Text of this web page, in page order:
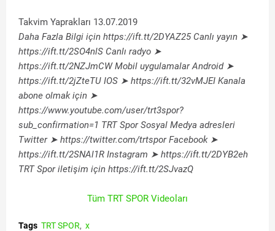
Takvim Yaprakları 13.07.2019
Daha Fazla Bilgi için https://ift.tt/2DYAZ25 Canlı yayın ➤
https://ift.tt/2SO4nlS Canlı radyo ➤
https://ift.tt/2NZJmCW Mobil uygulamalar Android ➤
https://ift.tt/2jZteTU IOS ➤ https://ift.tt/32vMJEI Kanala
abone olmak için ➤
https://www.youtube.com/user/trt3spor?
sub_confirmation=1 TRT Spor Sosyal Medya adresleri
Twitter ➤ https://twitter.com/trtspor Facebook ➤
https://ift.tt/2SNAl1R Instagram ➤ https://ift.tt/2DYB2eh
TRT Spor iletişim için https://ift.tt/2SJvazQ
Tüm TRT SPOR Videoları
Tags TRT SPOR x